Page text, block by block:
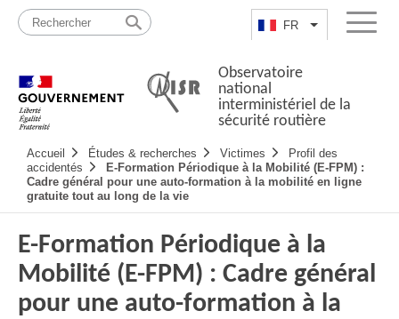
Passer
contenu
FR Lister lesMenu
Observatoire
national
interministériel de la
sécurité routière
principale
Accueil Études & recherches Victimes
Profil des
accidentés
E-Formation Périodique à la Mobilité (E-FPM) :
Cadre général pour une auto-formation à la mobilité en ligne
gratuite tout au long de la vie
E-Formation Périodique à la
Mobilité (E-FPM) : Cadre général
pour une auto-formation à la